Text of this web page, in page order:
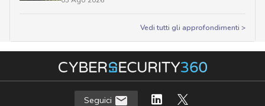
Vedi tutti gli approfondimenti >
Seguici